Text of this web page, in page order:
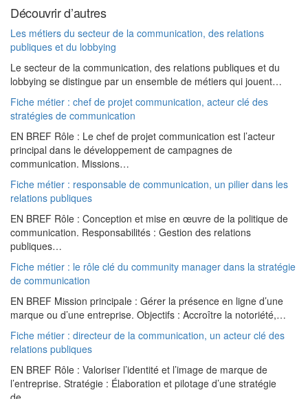
Découvrir d’autres
Les métiers du secteur de la communication, des relations
publiques et du lobbying
Le secteur de la communication, des relations publiques et du
lobbying se distingue par un ensemble de métiers qui jouent…
Fiche métier : chef de projet communication, acteur clé des
stratégies de communication
EN BREF Rôle : Le chef de projet communication est l’acteur
principal dans le développement de campagnes de
communication. Missions…
Fiche métier : responsable de communication, un pilier dans les
relations publiques
EN BREF Rôle : Conception et mise en œuvre de la politique de
communication. Responsabilités : Gestion des relations
publiques…
Fiche métier : le rôle clé du community manager dans la stratégie
de communication
EN BREF Mission principale : Gérer la présence en ligne d’une
marque ou d’une entreprise. Objectifs : Accroître la notoriété,…
Fiche métier : directeur de la communication, un acteur clé des
relations publiques
EN BREF Rôle : Valoriser l’identité et l’image de marque de
l’entreprise. Stratégie : Élaboration et pilotage d’une stratégie